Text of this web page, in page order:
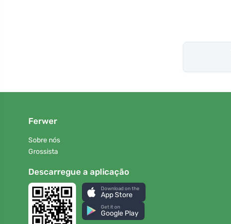
Ferwer
Sobre nós
Grossista
Descarregue a aplicação
Download on the
App Store
Get it on
Google Play